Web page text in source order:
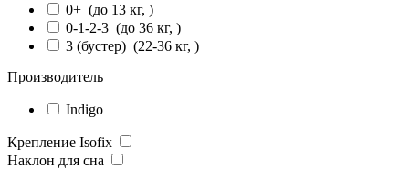
0+ (до 13 кг, )
0-1-2-3 (до 36 кг, )
3 (бустер) (22-36 кг, )
Производитель
Indigo
Крепление Isofix
Наклон для сна